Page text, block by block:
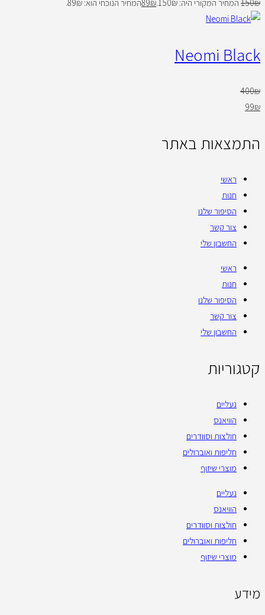
150₪ המחיר המקורי היה: 150₪. 89₪ המחיר הנוכחי הוא: 89₪.
Neomi Black
400₪
99₪
התמצאות באתר
ראשי
חנות
הסיפור שלנו
צור קשר
החשבון שלי
ראשי
חנות
הסיפור שלנו
צור קשר
החשבון שלי
קטגוריות
נעליים
הוויאנס
חולצות וסוודרים
חליפות ואוברולים
מוצרי שיזוף
נעליים
הוויאנס
חולצות וסוודרים
חליפות ואוברולים
מוצרי שיזוף
מידע